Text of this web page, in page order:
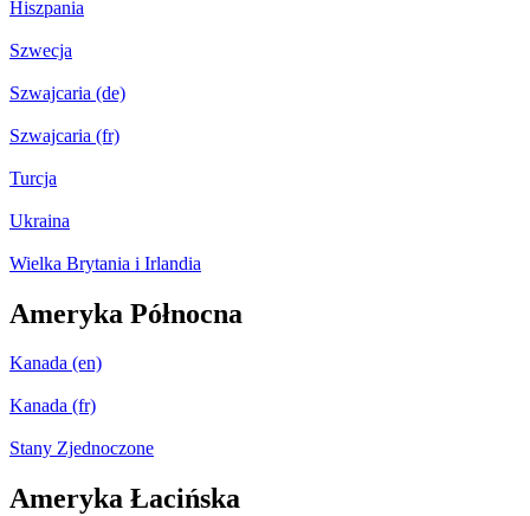
Hiszpania
Szwecja
Szwajcaria (de)
Szwajcaria (fr)
Turcja
Ukraina
Wielka Brytania i Irlandia
Ameryka Północna
Kanada (en)
Kanada (fr)
Stany Zjednoczone
Ameryka Łacińska